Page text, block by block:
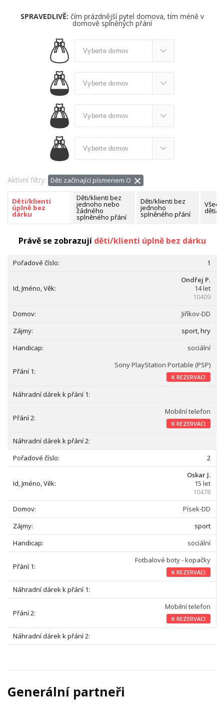
SPRAVEDLIVĚ: čím prázdnější pytel domova, tím méně v
domově splněných přání
Aktivní filtry: Děti začínající písmenem O
Děti/klienti
úplně bez
dárku
Děti/klienti bez
jednoho nebo
žádného
splněného přání
Děti/klienti bez
jednoho
splněného přání děti/
Právě se zobrazují děti/klienti úplně bez dárku
1
Ondřej P.
14 let
10409
Jiříkov-DD
sport, hry
sociální
Sony PlayStation Portable (PSP)
K REZERVACI
Mobilní telefon
K REZERVACI
2
Oskar J.
15 let
10478
Písek-DD
sport
sociální
Fotbalové boty - kopačky
K REZERVACI
Mobilní telefon
K REZERVACI
Generální partneři